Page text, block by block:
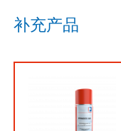
补充产品